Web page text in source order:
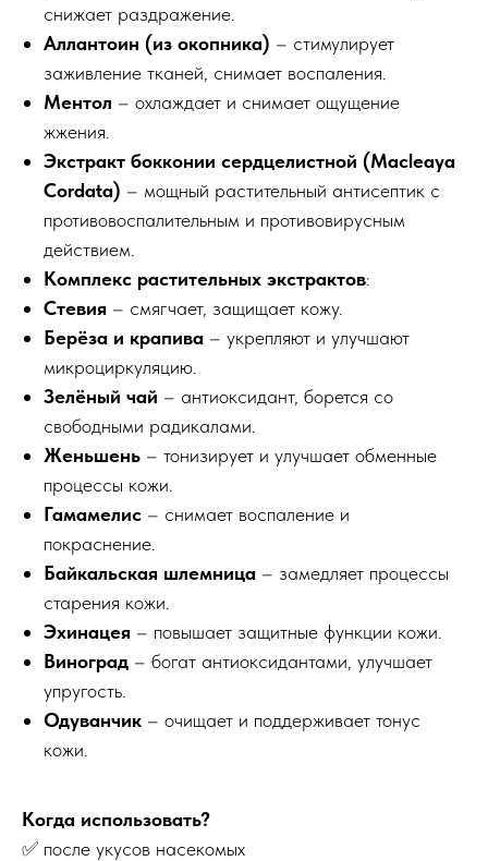
снижает раздражение.
Аллантоин (из окопника) – стимулирует
заживление тканей, снимает воспаления.
Ментол – охлаждает и снимает ощущение
жжения.
Экстракт бокконии сердцелистной (Macleaya
Cordata) – мощный растительный антисептик с
противовоспалительным и противовирусным
действием.
Комплекс растительных экстрактов:
Стевия – смягчает, защищает кожу.
Берёза и крапива – укрепляют и улучшают
микроциркуляцию.
Зелёный чай – антиоксидант, борется со
свободными радикалами.
Женьшень – тонизирует и улучшает обменные
процессы кожи.
Гамамелис – снимает воспаление и
покраснение.
Байкальская шлемница – замедляет процессы
старения кожи.
Эхинацея – повышает защитные функции кожи.
Виноград – богат антиоксидантами, улучшает
упругость.
Одуванчик – очищает и поддерживает тонус
кожи.
Когда использовать?
✅ после укусов насекомых